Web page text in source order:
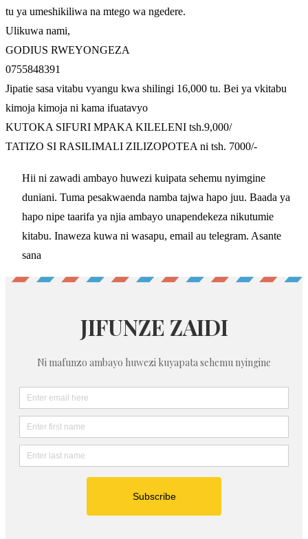
tu ya umeshikiliwa na mtego wa ngedere.
Ulikuwa nami,
GODIUS RWEYONGEZA
0755848391
Jipatie sasa vitabu vyangu kwa shilingi 16,000 tu. Bei ya vkitabu
kimoja kimoja ni kama ifuatavyo
KUTOKA SIFURI MPAKA KILELENI tsh.9,000/
TATIZO SI RASILIMALI ZILIZOPOTEA ni tsh. 7000/-
Hii ni zawadi ambayo huwezi kuipata sehemu nyimgine
duniani. Tuma pesakwaenda namba tajwa hapo juu. Baada ya
hapo nipe taarifa ya njia ambayo unapendekeza nikutumie
kitabu. Inaweza kuwa ni wasapu, email au telegram. Asante
sana